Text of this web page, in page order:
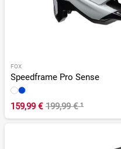
FOX
Speedframe Pro Sense
159,99 € 199,99 €¹